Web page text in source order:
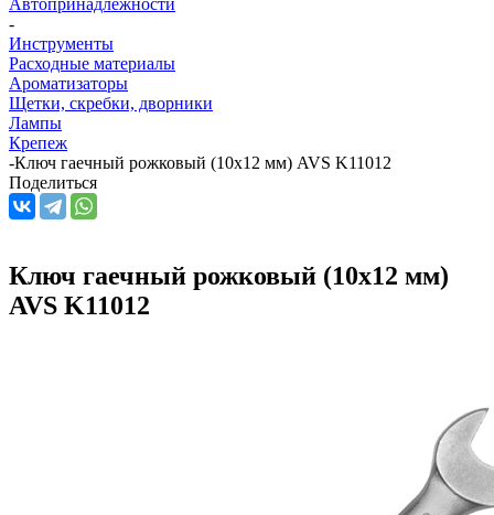
-
Инструменты
Расходные материалы
Ароматизаторы
Щетки, скребки, дворники
Лампы
Крепеж
-Ключ гаечный рожковый (10х12 мм) AVS K11012
Поделиться
Ключ гаечный рожковый (10х12 мм)
AVS K11012